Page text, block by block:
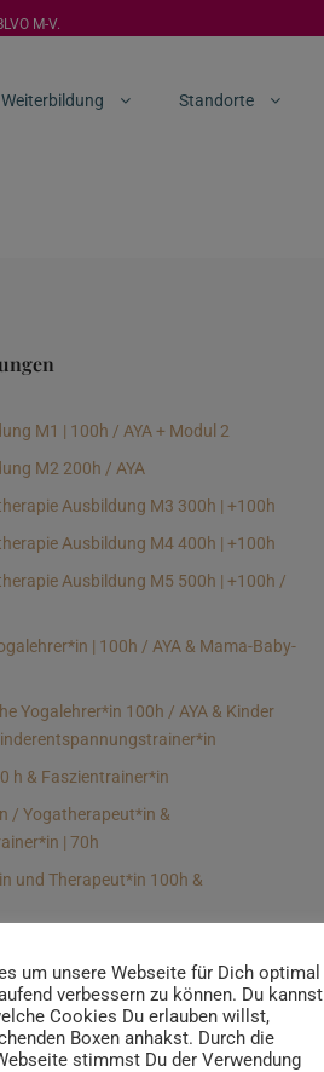
M-V.
Standorte
M1 | 100h / AYA + Modul 2
M2 200h / AYA
Ausbildung M3 300h | +100h
Ausbildung M4 400h | +100h
Ausbildung M5 500h | +100h /
| 100h / AYA & Mama-Baby-
Yogalehrer*in 100h / AYA & Kinder
h & Faszientrainer*in
/ Yogatherapeut*in &
| 70h
und Therapeut*in 100h &
& Achtsamkeitstrainer*in
| 40h
Ausbildung | 10 h
um unsere Webseite für Dich optimal
verbessern zu können. Du kannst
Cookies Du erlauben willst,
Boxen anhakst. Durch die
stimmst Du der Verwendung